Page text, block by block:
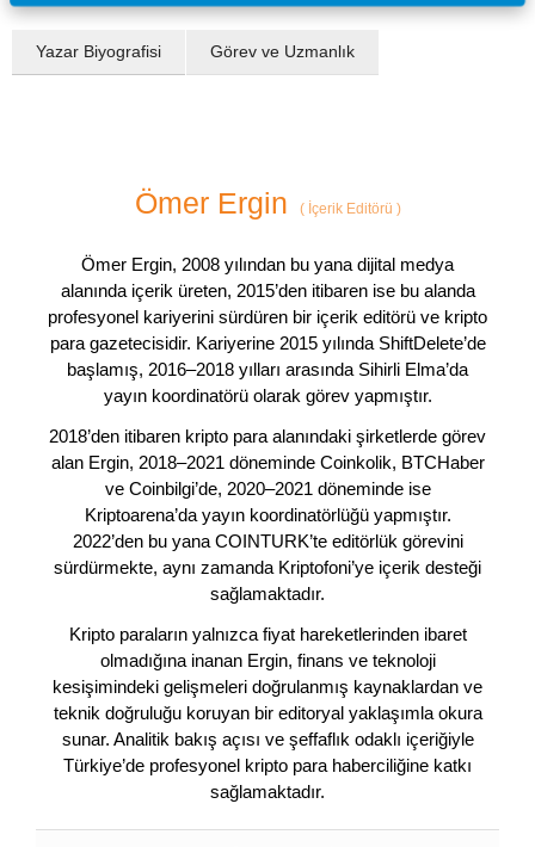
Yazar Biyografisi Görev ve Uzmanlık
Ömer Ergin (İçerik Editörü )
Ömer Ergin, 2008 yılından bu yana dijital medya
alanında içerik üreten, 2015’den itibaren ise bu alanda
profesyonel kariyerini sürdüren bir içerik editörü ve kripto
para gazetecisidir. Kariyerine 2015 yılında ShiftDelete’de
başlamış, 2016–2018 yılları arasında Sihirli Elma’da
yayın koordinatörü olarak görev yapmıştır.
2018’den itibaren kripto para alanındaki şirketlerde görev
alan Ergin, 2018–2021 döneminde Coinkolik, BTCHaber
ve Coinbilgi’de, 2020–2021 döneminde ise
Kriptoarena’da yayın koordinatörlüğü yapmıştır.
2022’den bu yana COINTURK’te editörlük görevini
sürdürmekte, aynı zamanda Kriptofoni’ye içerik desteği
sağlamaktadır.
Kripto paraların yalnızca fiyat hareketlerinden ibaret
olmadığına inanan Ergin, finans ve teknoloji
kesişimindeki gelişmeleri doğrulanmış kaynaklardan ve
teknik doğruluğu koruyan bir editoryal yaklaşımla okura
sunar. Analitik bakış açısı ve şeffaflık odaklı içeriğiyle
Türkiye’de profesyonel kripto para haberciliğine katkı
sağlamaktadır.